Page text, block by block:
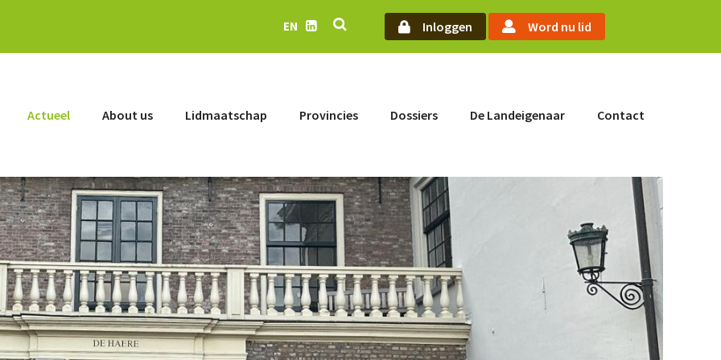
EN
Inloggen Word nu lid
Actueel About us Lidmaatschap Provincies Dossiers De Landeigenaar Contact
Home
Actueel